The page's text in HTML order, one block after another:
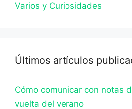
Varios y Curiosidades
Últimos artículos
Cómo comunicar con notas
vuelta del verano